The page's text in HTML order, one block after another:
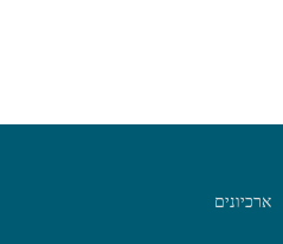
ארכיונים